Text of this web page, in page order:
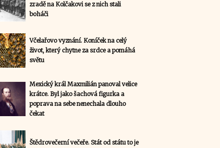
zradě na Kolčakovi se z nich stali
boháči
Včelařovo vyznání. Koníček na celý
život, který chytne za srdce a pomáhá
světu
Mexický král Maxmilián panoval velice
krátce. Byl jako šachová figurka a
poprava na sebe nenechala dlouho
čekat
Štědrovečerní večeře. Stát od státu to je